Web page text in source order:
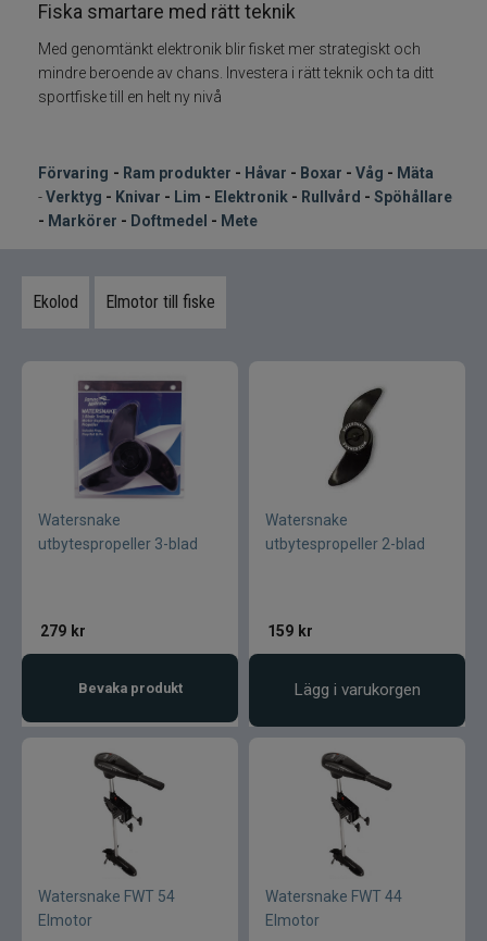
Vinterfiske
Trolling
Specimenfiske
Varumärken
Fiska smartare med rätt teknik
Med genomtänkt elektronik blir fisket mer strategiskt och
mindre beroende av chans. Investera i rätt teknik och ta ditt
sportfiske till en helt ny nivå
Förvaring - Ram produkter - Håvar - Boxar - Våg - Mäta
-Verktyg - Knivar - Lim - Elektronik - Rullvård - Spöhållare
- Markörer - Doftmedel - Mete
Ekolod Elmotor till fiske
Watersnake
utbytespropeller 3-blad
279 kr
Bevaka produkt
Watersnake
utbytespropeller 2-blad
159 kr
Lägg i varukorgen
Watersnake FWT 54
Elmotor
Watersnake FWT 44
Elmotor